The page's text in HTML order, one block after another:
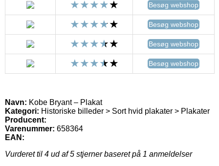
Besøg webshop
Besøg webshop
Besøg webshop
Besøg webshop
Navn: Kobe Bryant – Plakat
Kategori: Historiske billeder > Sort hvid plakater > Plakater
Producent:
Varenummer: 658364
EAN:
Vurderet til 4 ud af 5 stjerner baseret på 1 anmeldelser